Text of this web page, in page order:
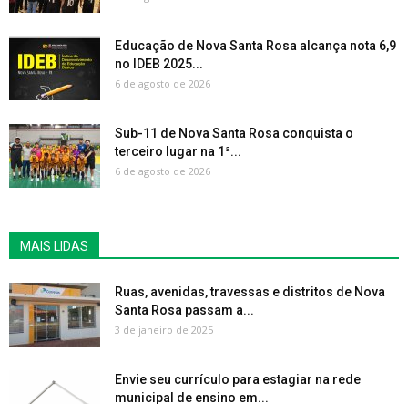
Educação de Nova Santa Rosa alcança nota 6,9
no IDEB 2025...
6 de agosto de 2026
Sub-11 de Nova Santa Rosa conquista o
terceiro lugar na 1ª...
6 de agosto de 2026
MAIS LIDAS
Ruas, avenidas, travessas e distritos de Nova
Santa Rosa passam a...
3 de janeiro de 2025
Envie seu currículo para estagiar na rede
municipal de ensino em...